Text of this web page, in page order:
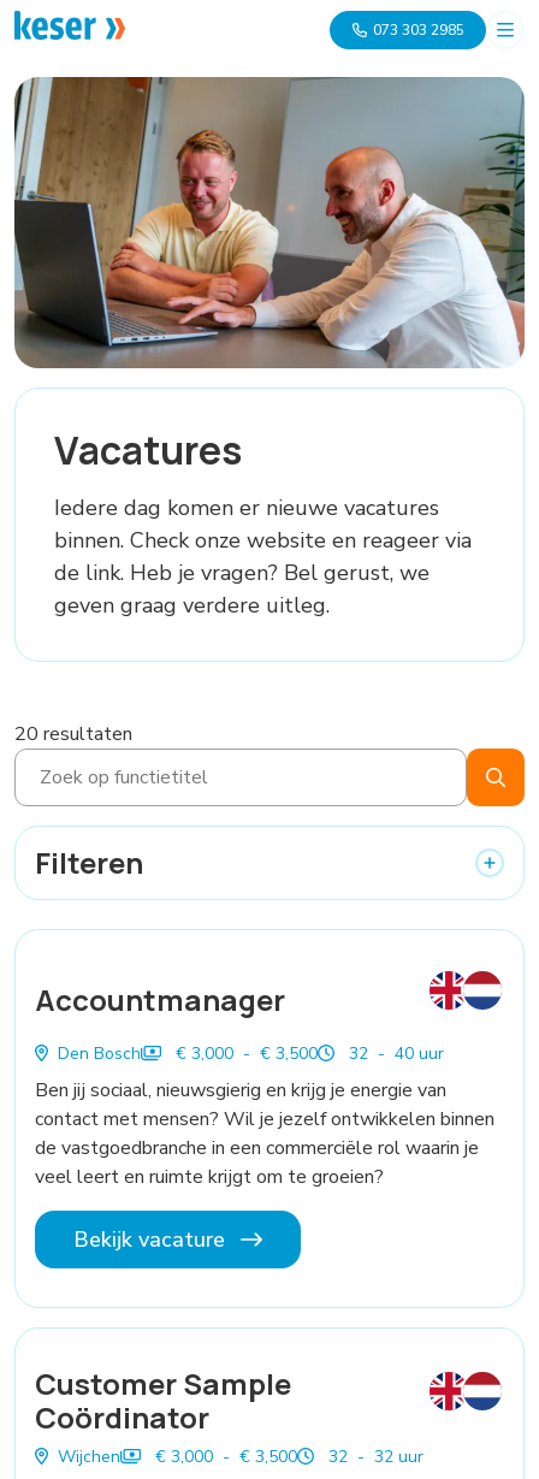
073 303 2985
Vacatures
Iedere dag komen er nieuwe vacatures
binnen. Check onze website en reageer via
de link. Heb je vragen? Bel gerust, we
geven graag verdere uitleg.
20 resultaten
Filteren
Accountmanager
Den Bosch € 3,000 - € 3,500 32 - 40 uur
Ben jij sociaal, nieuwsgierig en krijg je energie van
contact met mensen? Wil je jezelf ontwikkelen binnen
de vastgoedbranche in een commerciële rol waarin je
veel leert en ruimte krijgt om te groeien?
Bekijk vacature
Customer Sample
Coördinator
Wijchen € 3,000 - € 3,500 32 - 32 uur